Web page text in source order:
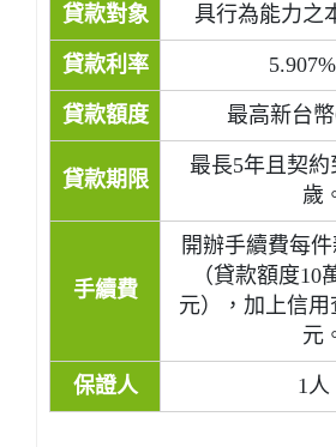
貸款對象 具行為能力之
貸款利率
貸款額度 最高新台幣
貸款期限
最長5年且契
歲
手續費
開辦手續費每
（貸款額度10
元），加上信用
元
保證人 1人